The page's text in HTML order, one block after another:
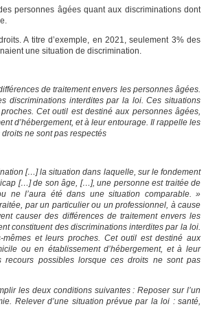
personnes âgées quant aux discriminations dont
A titre d’exemple, en 2021, seulement 3% des
une situation de discrimination.
de traitement envers les personnes âgées.
discriminations interdites par la loi. Ces situations
Cet outil est destiné aux personnes âgées,
d’hébergement, et à leur entourage. Il rappelle les
ne sont pas respectés
[…] la situation dans laquelle, sur le fondement
[…] de son âge, […], une personne est traitée de
ne l’aura été dans une situation comparable. »
par un particulier ou un professionnel, à cause
causer des différences de traitement envers les
constituent des discriminations interdites par la loi.
et leurs proches. Cet outil est destiné aux
ou en établissement d’hébergement, et à leur
possibles lorsque ces droits ne sont pas
les deux conditions suivantes : Reposer sur l’un
Relever d’une situation prévue par la loi : santé,